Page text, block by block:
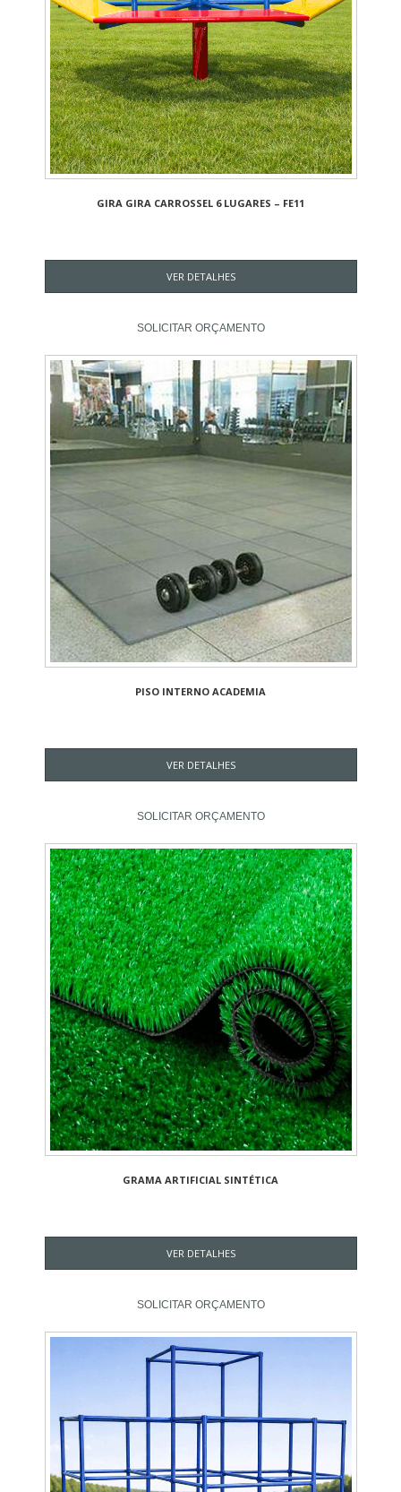
GIRA GIRA CARROSSEL 6 LUGARES – FE11
VER DETALHES
SOLICITAR ORÇAMENTO
PISO INTERNO ACADEMIA
VER DETALHES
SOLICITAR ORÇAMENTO
GRAMA ARTIFICIAL SINTÉTICA
VER DETALHES
SOLICITAR ORÇAMENTO